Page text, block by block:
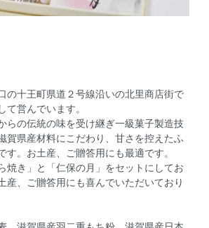
の十王町県道２号線沿いの北里商店街で
て営んでいます。
らの伝統の味を受け継ぎ一級菓子製造技
賀県産材料にこだわり、甘さを控えたふ
す。お土産、ご贈答用にも最適です。
焼き」と「仁保の月」をセットにしてお
産、ご贈答用にも喜んでいただいており